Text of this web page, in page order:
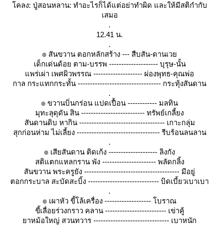
คลง: ปู่สอนหลาน: ทำอะไรก็ได้แต่อย่าทำผิด และให้มีสติกำกับ
เสมอ
.
12.41 น.
.
๏ สันขวาน ตอกหลักสร้าง --- สืบสัน-ดานเว
เด็กเด่นด้อย ตาม-บรรพ -------------------- บุรุษ-นั้น
พร่เผ่า เพศผิวพรรณ -------------------- ผ่องพุทธ-คุณพ่อ
กาล กระแทกกระทั้น ---------------------------------- กระทุ้งสันดาน
.
๏ ขวานบิ่นกร่อน แปดเปื้อน ------------ มลทิน
มุทะลุดุดัน สิน -------------------------- ทรัพย์เกลี้ยง
สันดานดิบ หากิน ----------------------------------- เกาะกลุ่ม
สุกก่อนห่าม ไม่เลี้ยง ---------------------------------- รีบร้อนลนลาน
.
๏ เสียสันดาน ติดเก้ง -------------------- ลิงกัง
สติแตกแหลกราน พัง ---------------------- พลัดกลิ้ง
สันขวาน พระครูยัง --------------------------------------- มีอยู่
ตอกกระบาล สะบัดสะบิ้ง ----------------------------- บิดเบี้ยวเบาเบา
.
๏ เผาหัว ขี้โล้เครื่อง ------------------- โบราณ
ขี้เลื่อยร่วงกราว คลาน ------------------------- เข่าคู้
าหม้อใหญ่ สวนทวาร ------------------------------- เบาหนัก